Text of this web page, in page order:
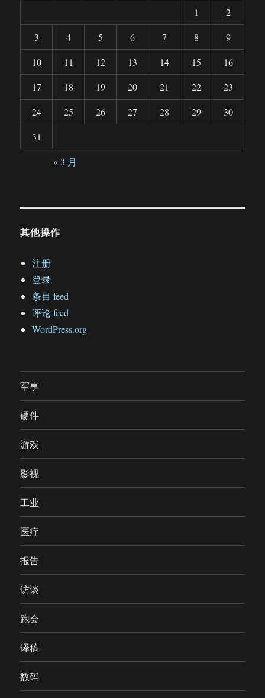
1
2
3
4 5 6 7 8
9
10
11 12 13 14 15
16
17
18 19 20 21 22
23
24
25 26 27 28 29
30
31
« 3 月
其他操作
注册
登录
条目 feed
评论 feed
WordPress.org
军事
硬件
游戏
影视
工业
医疗
报告
访谈
跑会
译稿
数码